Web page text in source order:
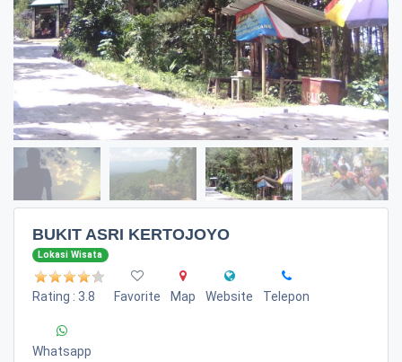
BUKIT ASRI KERTOJOYO
Lokasi Wisata
Rating : 3.8 Favorite Map Website Telepon
Whatsapp